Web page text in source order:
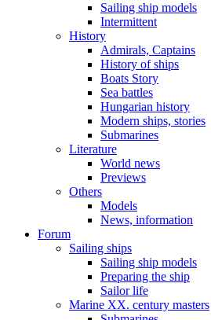
Sailing ship models
Intermittent
History
Admirals, Captains
History of ships
Boats Story
Sea battles
Hungarian history
Modern ships, stories
Submarines
Literature
World news
Previews
Others
Models
News, information
Forum
Sailing ships
Sailing ship models
Preparing the ship
Sailor life
Marine XX. century masters